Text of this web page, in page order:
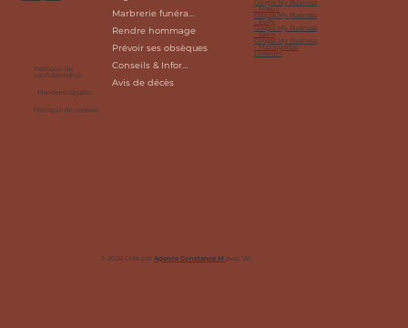
Politique de
confidentialité
Mentions légales
Politique de cookies
Google My Business
- Noeux
Google My Business
- Bully
Google My Business
- Sains
Google My Business
- Mazingarbe
Linkedin
Marbrerie funéraire
Rendre hommage
Prévoir ses obsèques
Conseils & Informations
Avis de décès
© 2026 Créé parAgence Constance MavecWix Studio™